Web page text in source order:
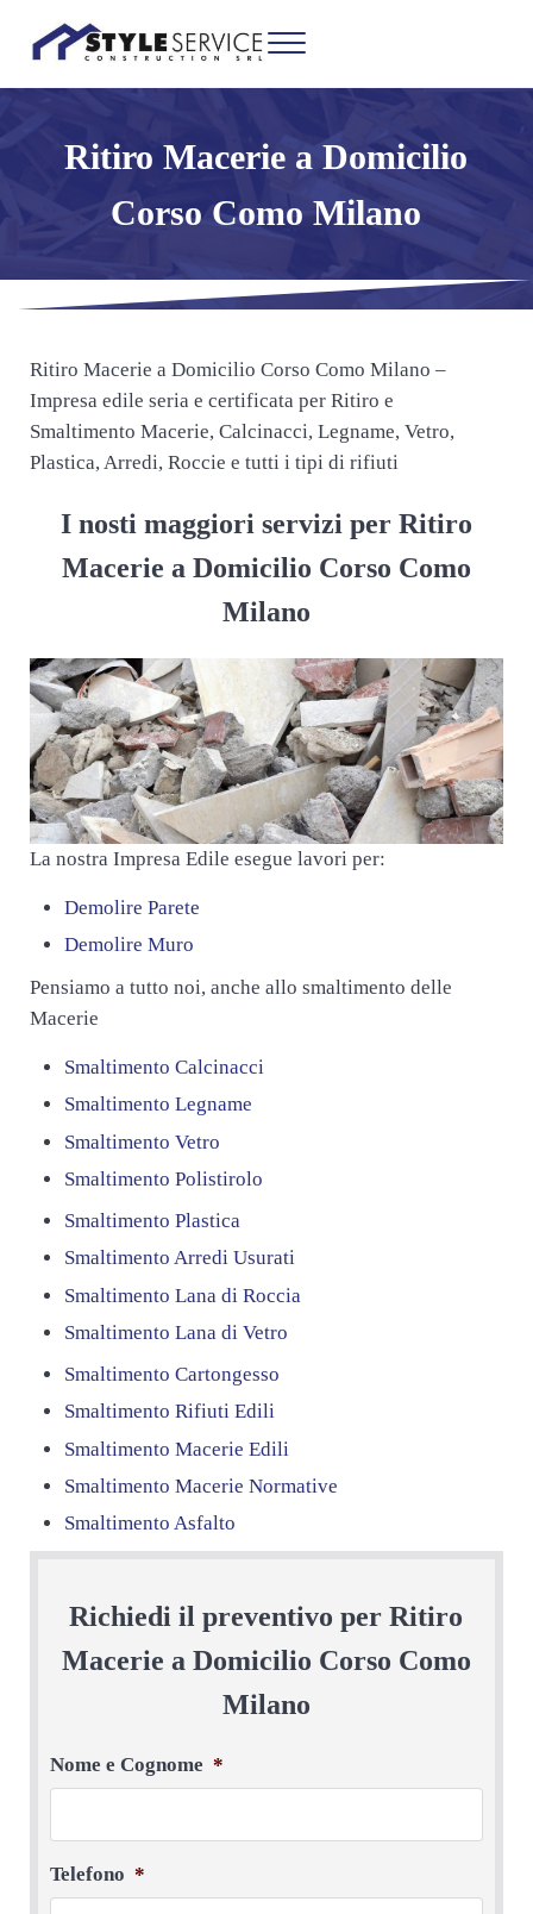
Ritiro e Smaltimento Macerie Milano
Impresa edile seria e certificata per Ritiro e Smaltimento Macerie,
Menu
Ritiro Macerie a Domicilio
Corso Como Milano
Ritiro Macerie a Domicilio Corso Como Milano –
Impresa edile seria e certificata per Ritiro e
Smaltimento Macerie, Calcinacci, Legname, Vetro,
Plastica, Arredi, Roccie e tutti i tipi di rifiuti
I nosti maggiori servizi per Ritiro
Macerie a Domicilio Corso Como
Milano
La nostra Impresa Edile esegue lavori per:
Demolire Parete
Demolire Muro
Pensiamo a tutto noi, anche allo smaltimento delle
Macerie
Smaltimento Calcinacci
Smaltimento Legname
Smaltimento Vetro
Smaltimento Polistirolo
Smaltimento Plastica
Smaltimento Arredi Usurati
Smaltimento Lana di Roccia
Smaltimento Lana di Vetro
Smaltimento Cartongesso
Smaltimento Rifiuti Edili
Smaltimento Macerie Edili
Smaltimento Macerie Normative
Smaltimento Asfalto
Richiedi il preventivo per Ritiro
Macerie a Domicilio Corso Como
Milano
Nome e Cognome *
Telefono *